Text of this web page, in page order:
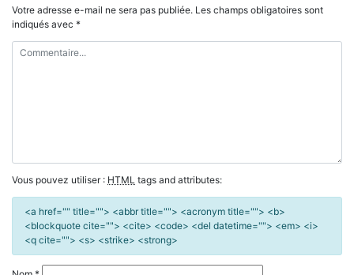
Votre adresse e-mail ne sera pas publiée. Les champs obligatoires sont
indiqués avec *
Vous pouvez utiliser : HTML tags and attributes:
<a href="" title=""> <abbr title=""> <acronym title=""> <b>
<blockquote cite=""> <cite> <code> <del datetime=""> <em> <i>
<q cite=""> <s> <strike> <strong>